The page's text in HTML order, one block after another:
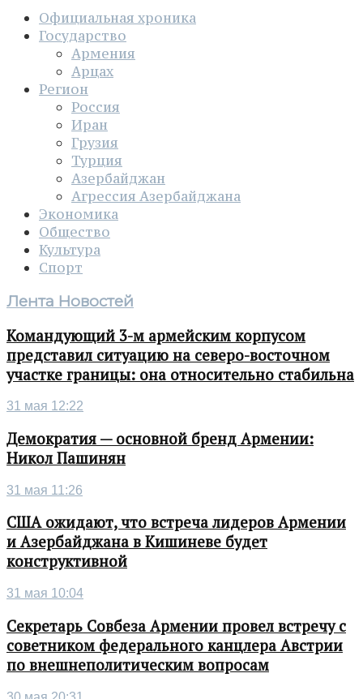
Официальная хроника
Государство
Армения
Арцах
Регион
Россия
Иран
Грузия
Турция
Азербайджан
Агрессия Азербайджана
Экономика
Общество
Культура
Спорт
Лента Новостей
Командующий 3-м армейским корпусом
представил ситуацию на северо-восточном
участке границы: она относительно стабильна
31 мая 12:22
Демократия — основной бренд Армении:
Никол Пашинян
31 мая 11:26
США ожидают, что встреча лидеров Армении
и Азербайджана в Кишиневе будет
конструктивной
31 мая 10:04
Секретарь Совбеза Армении провел встречу с
советником федерального канцлера Австрии
по внешнеполитическим вопросам